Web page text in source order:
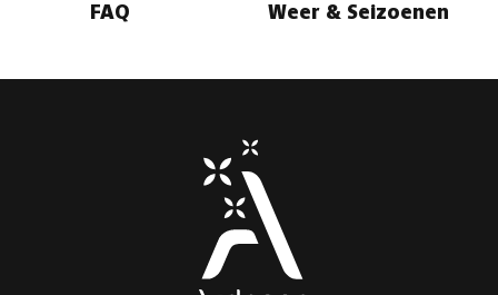
FAQ Weer & Seizoenen